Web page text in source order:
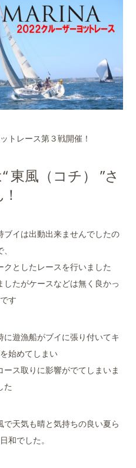
アクセス
マリーナオーナー様
専用ログイン
トレース第３戦開催！
東風（コチ） ”さ
イは出動出来ませんでしたの
としたレースを行いました
たがケースなどは無く良かっ
す
遊漁船がブイに張り付いてキ
始めてしまい
ス取りに影響がでてしまいま
た
天気も晴と気持ちの良い夏ら
和でした。